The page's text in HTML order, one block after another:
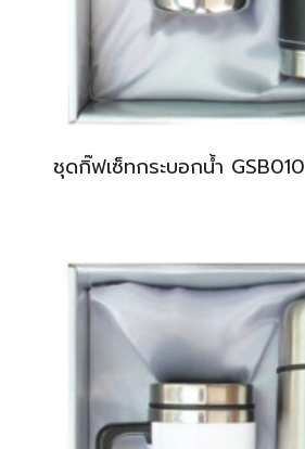
ชุดกิ๊ฟเซ็ทกระบอกน้ำ GSB010